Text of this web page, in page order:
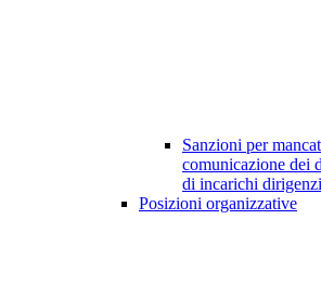
Sanzioni per
comunicazione dei
di incarichi
Posizioni organizzative